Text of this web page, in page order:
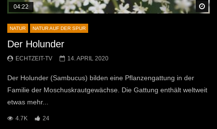
04:22
NATUR NATUR AUF DER SPUR
Der Holunder
ECHTZEIT-TV 14. APRIL 2020
Der Holunder (Sambucus) bilden eine Pflanzengattung in der
Familie der Moschuskrautgewächse. Die Gattung enthält weltweit
etwas mehr...
4.7K 24